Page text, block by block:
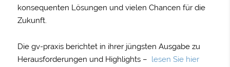
konsequenten Lösungen und vielen Chancen für die
Zukunft.
Die gv-praxis berichtet in ihrer jüngsten Ausgabe zu
Herausforderungen und Highlights – lesen Sie hier